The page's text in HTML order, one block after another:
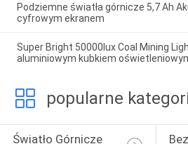
Podziemne światła górnicze 5,7 Ah
cyfrowym ekranem
Super Bright 50000lux Coal Mining
aluminiowym kubkiem
popularne
Światło Górnicze